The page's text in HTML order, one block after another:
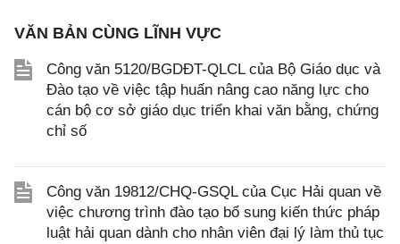
VĂN BẢN CÙNG LĨNH VỰC
Công văn 5120/BGDĐT-QLCL của Bộ Giáo dục và
Đào tạo về việc tập huấn nâng cao năng lực cho
cán bộ cơ sở giáo dục triển khai văn bằng, chứng
chỉ số
Công văn 19812/CHQ-GSQL của Cục Hải quan về
việc chương trình đào tạo bổ sung kiến thức pháp
luật hải quan dành cho nhân viên đại lý làm thủ tục